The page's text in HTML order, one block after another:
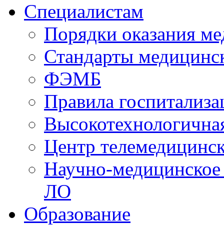
Специалистам
Порядки оказания
Стандарты
ФЭМБ
Правила
Центр
Научно-
ЛО
Образование